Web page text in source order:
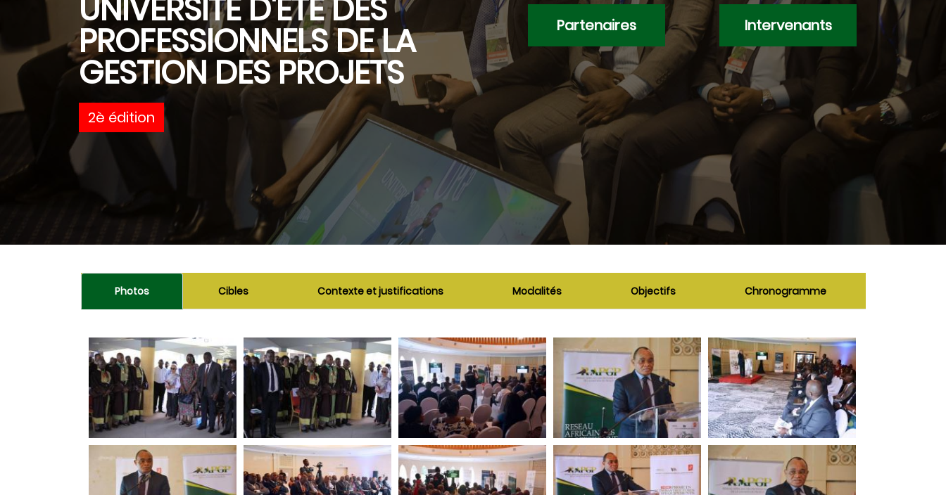
UNIVERSITÉ D'ÉTÉ DES
PROFESSIONNELS DE LA
GESTION DES PROJETS
2è édition
Partenaires Intervenants
Photos Cibles Contexte et justifications Modalités Objectifs Chronogramme